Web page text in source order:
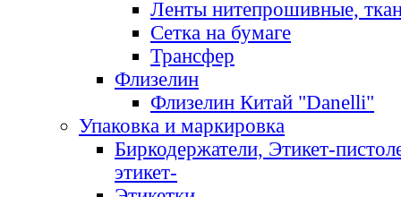
Ленты нитепрошивные,
Сетка на бумаге
Трансфер
Флизелин
Флизелин Китай "Danelli"
Упаковка и маркировка
Биркодержатели, Этикет-
этикет-